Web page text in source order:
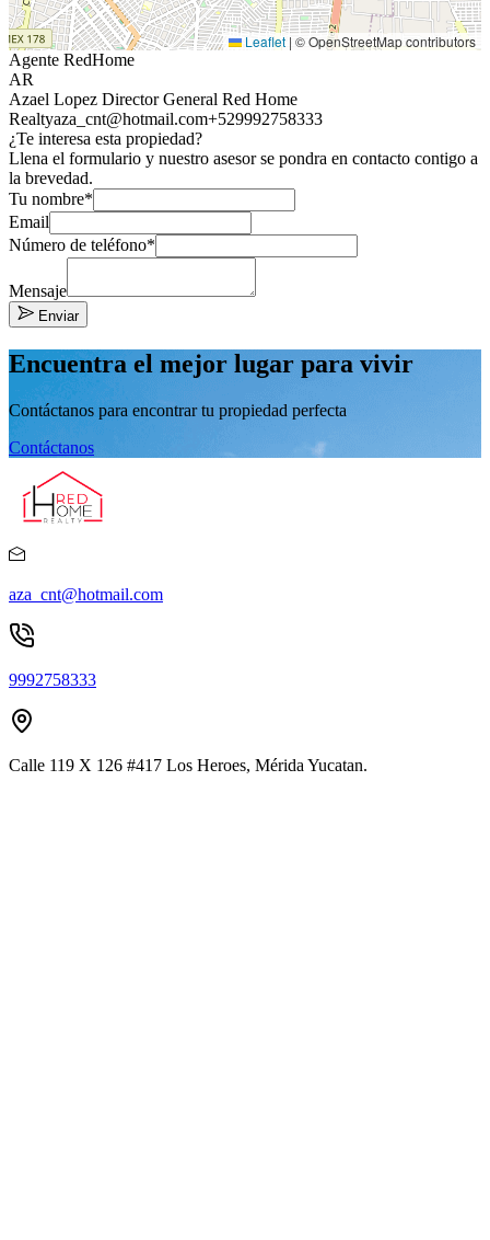
Leaflet | © OpenStreetMap contributors
Agente RedHome
AR
Azael Lopez Director General Red Home
Realtyaza_cnt@hotmail.com+529992758333
¿Te interesa esta propiedad?
Llena el formulario y nuestro asesor se pondra en contacto contigo a
la brevedad.
Tu nombre*
Email
Número de teléfono*
Mensaje
Enviar
Encuentra el mejor lugar para vivir
Contáctanos para encontrar tu propiedad perfecta
Contáctanos
aza_cnt@hotmail.com
9992758333
Calle 119 X 126 #417 Los Heroes, Mérida Yucatan.